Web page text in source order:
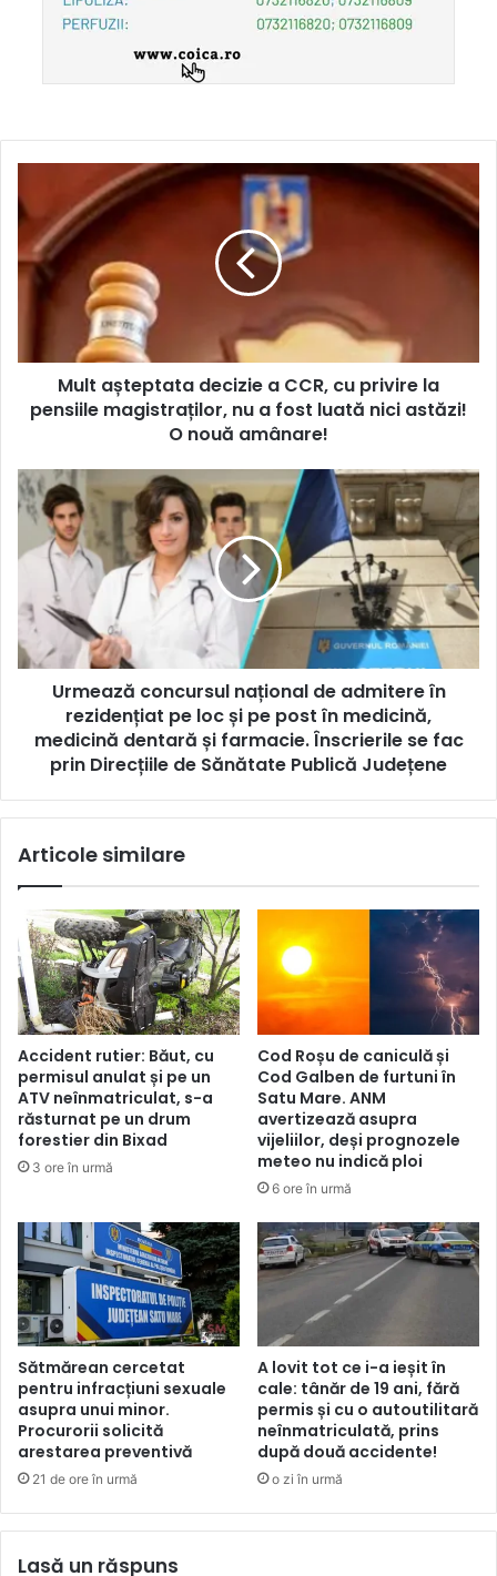
Mult așteptata decizie a CCR, cu privire la
pensiile magistraților, nu a fost luată nici astăzi!
O nouă amânare!
Urmează concursul național de admitere în
rezidențiat pe loc și pe post în medicină,
medicină dentară și farmacie. Înscrierile se fac
prin Direcțiile de Sănătate Publică Județene
Articole similare
Accident rutier: Băut, cu
permisul anulat și pe un
ATV neînmatriculat, s-a
răsturnat pe un drum
forestier din Bixad
3 ore în urmă
Cod Roșu de caniculă și
Cod Galben de furtuni în
Satu Mare. ANM
avertizează asupra
vijeliilor, deși prognozele
meteo nu indică ploi
6 ore în urmă
Sătmărean cercetat
pentru infracțiuni sexuale
asupra unui minor.
Procurorii solicită
arestarea preventivă
21 de ore în urmă
A lovit tot ce i-a ieșit în
cale: tânăr de 19 ani, fără
permis și cu o autoutilitară
neînmatriculată, prins
după două accidente!
o zi în urmă
Lasă un răspuns